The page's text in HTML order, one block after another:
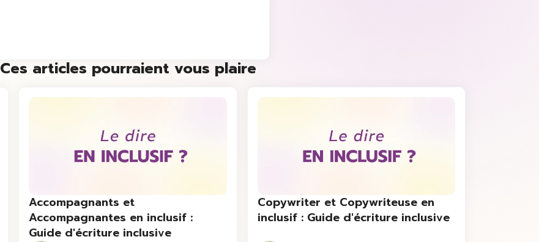
Ces articles pourraient vous plaire
Accompagnants et
Accompagnantes en inclusif :
Guide d'écriture inclusive
Copywriter et Copywriteuse en
inclusif : Guide d'écriture inclusive